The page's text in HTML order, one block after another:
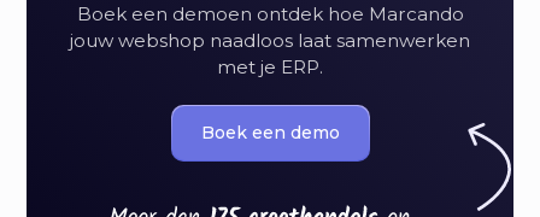
Boek een demoen ontdek hoe Marcando
jouw webshop naadloos laat samenwerken
met je ERP.
Boek een demo